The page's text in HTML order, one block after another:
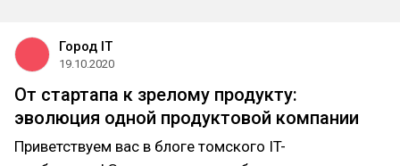
Город IT
19.10.2020
От стартапа к зрелому продукту:
эволюция одной продуктовой компании
Приветствуем вас в блоге томского IT-